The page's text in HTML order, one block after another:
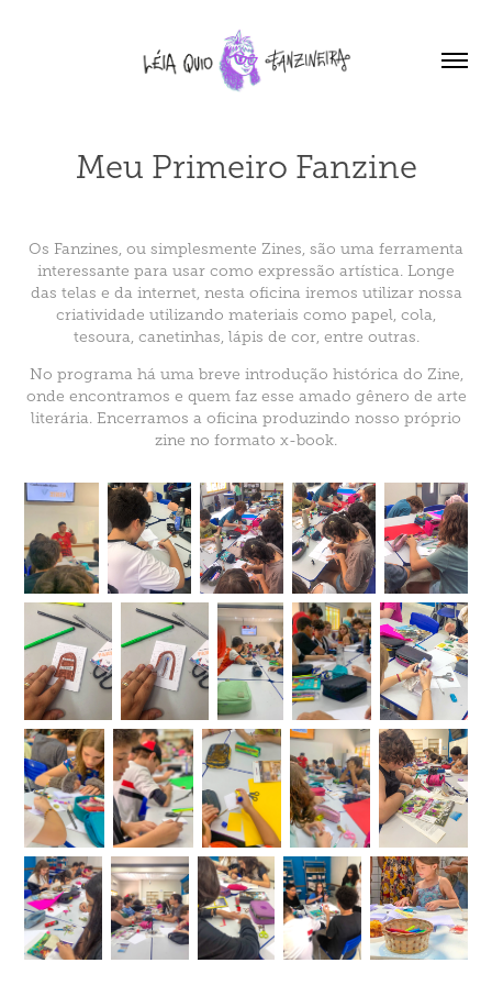
Meu Primeiro Fanzine
Os Fanzines, ou simplesmente Zines, são uma ferramenta
interessante para usar como expressão artística. Longe
das telas e da internet, nesta oficina iremos utilizar nossa
criatividade utilizando materiais como papel, cola,
tesoura, canetinhas, lápis de cor, entre outras.
No programa há uma breve introdução histórica do Zine,
onde encontramos e quem faz esse amado gênero de arte
literária. Encerramos a oficina produzindo nosso próprio
zine no formato x-book.